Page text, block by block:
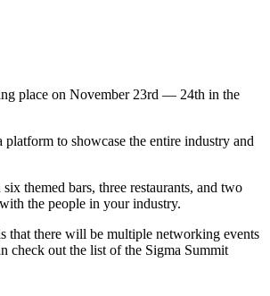
place on November 23rd — 24th in the
to showcase the entire industry and
themed bars, three restaurants, and two
the people in your industry.
that there will be multiple networking events
check out the list of the Sigma Summit